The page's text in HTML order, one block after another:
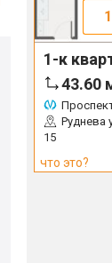
1-к
43.60
Руднева
15
что это?